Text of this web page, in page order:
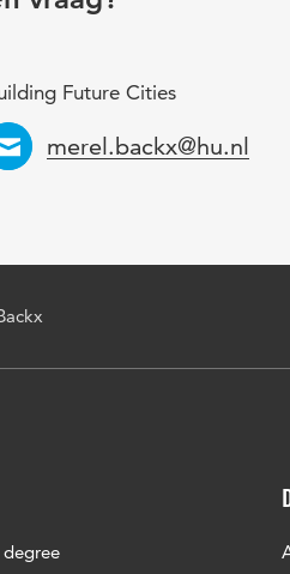
Future Cities
Email
merel.backx@hu.nl